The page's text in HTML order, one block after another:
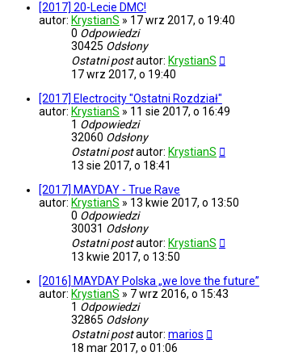
[2017] 20-Lecie DMC!
autor: KrystianS » 17 wrz 2017, o 19:40
0 Odpowiedzi
30425 Odsłony
Ostatni postautor: KrystianS
17 wrz 2017, o 19:40
[2017] Electrocity "Ostatni Rozdział"
autor: KrystianS » 11 sie 2017, o 16:49
1 Odpowiedzi
32060 Odsłony
Ostatni postautor: KrystianS
13 sie 2017, o 18:41
[2017] MAYDAY - True Rave
autor: KrystianS » 13 kwie 2017, o 13:50
0 Odpowiedzi
30031 Odsłony
Ostatni postautor: KrystianS
13 kwie 2017, o 13:50
[2016] MAYDAY Polska „we love the future”
autor: KrystianS » 7 wrz 2016, o 15:43
1 Odpowiedzi
32865 Odsłony
Ostatni postautor: marios
18 mar 2017, o 01:06